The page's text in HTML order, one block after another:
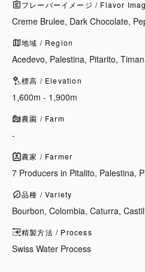
フレーバーイメージ / Flavor
Creme Brulee, Dark Chocolate,
地域 / Region
Acedevo, Palestina, Pitarito,
標高 / Elevation
1,600m - 1,900m
農園 / Farm
-
農家 / Farmer
7 Producers in Pitalito, Palestina,
品種 / Variety
Bourbon, Colombia, Caturra,
精製方法 / Process
Swiss Water Process